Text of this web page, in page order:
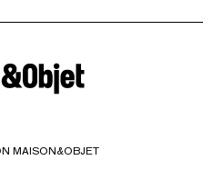
MAISON&OBJET